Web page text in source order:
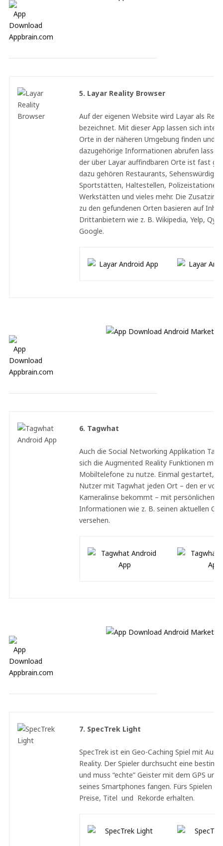
5. Layar Reality Browser
Auf der eigenen Website wird Layar als
bezeichnet. Mit dieser App lassen sich
Orte in der näheren Umgebung finden und
dazugehörige Informationen abrufen
der über Layar auffindbaren Orte ist fast
dazu gehören Restaurants,
Sportstätten, Haltestellen, Polizeistationen,
Werkstätten und vieles mehr. Die
zu den gefundenen Orten basieren auf
Drittanbietern wie z. B. Wikipedia, Yelp,
Google.
6. Tagwhat
Auch die Social Networking Applikation
sich die Augmented Reality Funktionen
Mobiltelefone zu nutze. Einmal gestartet,
Nutzer mit Tagwhat jeden Ort – den er vor
Kameralinse bekommt – mit persönlichen
Informationen wie z. B. seinen aktuellen
versehen.
7. SpecTrek Light
SpecTrek ist ein Geo-Caching Spiel mit
Reality. Der Spieler durchsucht eine
und muss “echte” Geister mit dem GPS und
seines Smartphones fangen. Fürs Spielen
Preise, Titel und Rekorde erhalten.